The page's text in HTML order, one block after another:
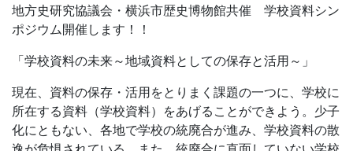
地方史研究協議会・横浜市歴史博物館共催 学校資料シン
ポジウム開催します！！
「学校資料の未来～地域資料としての保存と活用～」
現在、資料の保存・活用をとりまく課題の一つに、学校に
所在する資料（学校資料）をあげることができよう。少子
化にともない、各地で学校の統廃合が進み、学校資料の散